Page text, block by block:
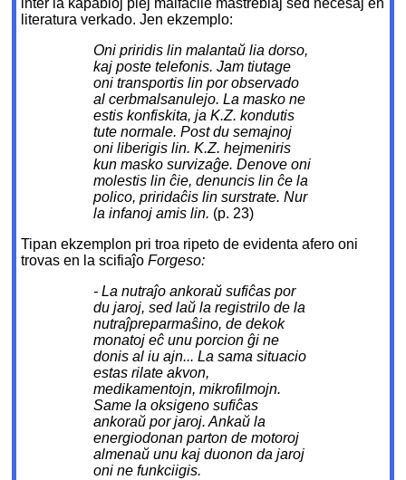
inter la kapabloj plej malfacile mastreblaj sed necesaj en
literatura verkado. Jen ekzemplo:
Oni priridis lin malantaŭ lia dorso,
kaj poste telefonis. Jam tiutage
oni transportis lin por observado
al cerbmalsanulejo. La masko ne
estis konfiskita, ja K.Z. kondutis
tute normale. Post du semajnoj
oni liberigis lin. K.Z. hejmeniris
kun masko survizaĝe. Denove oni
molestis lin ĉie, denuncis lin ĉe la
polico, priridaĉis lin surstrate. Nur
la infanoj amis lin. (p. 23)
Tipan ekzemplon pri troa ripeto de evidenta afero oni
trovas en la scifiaĵoForgeso:
- La nutraĵo ankoraŭ sufiĉas por
du jaroj, sed laŭ la registrilo de la
nutraĵpreparmaŝino, de dekok
monatoj eĉ unu porcion ĝi ne
donis al iu ajn... La sama situacio
estas rilate akvon,
medikamentojn, mikrofilmojn.
Same la oksigeno sufiĉas
ankoraŭ por jaroj. Ankaŭ la
energiodonan parton de motoroj
almenaŭ unu kaj duonon da jaroj
oni ne funkciigis.